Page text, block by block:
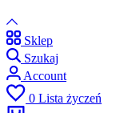
Sklep
Szukaj
Account
0 Lista życzeń